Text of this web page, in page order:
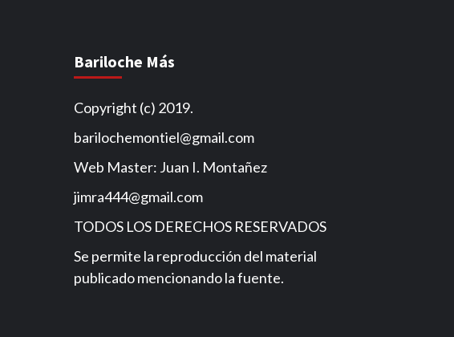
Bariloche Más
Copyright (c) 2019.
barilochemontiel@gmail.com
Web Master: Juan I. Montañez
jimra444@gmail.com
TODOS LOS DERECHOS RESERVADOS
Se permite la reproducción del material
publicado mencionando la fuente.